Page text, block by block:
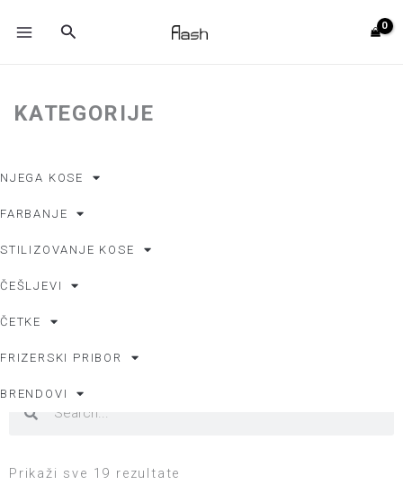
Search
KATEGORIJE
NJEGA KOSE
FARBANJE
STILIZOVANJE KOSE
ČEŠLJEVI
ČETKE
FRIZERSKI PRIBOR
BRENDOVI
Početna / Beard Club BREND
Prikaži sve 19 rezultate